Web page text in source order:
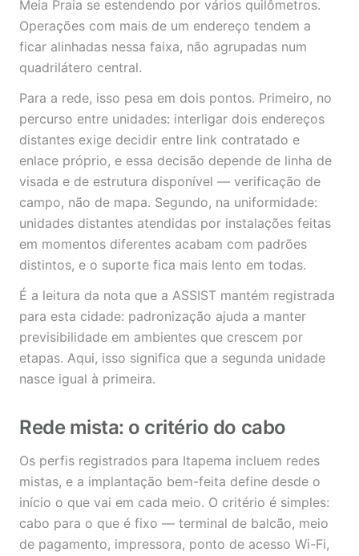
Meia Praia se estendendo por vários quilômetros.
Operações com mais de um endereço tendem a
ficar alinhadas nessa faixa, não agrupadas num
quadrilátero central.
Para a rede, isso pesa em dois pontos. Primeiro, no
percurso entre unidades: interligar dois endereços
distantes exige decidir entre link contratado e
enlace próprio, e essa decisão depende de linha de
visada e de estrutura disponível — verificação de
campo, não de mapa. Segundo, na uniformidade:
unidades distantes atendidas por instalações feitas
em momentos diferentes acabam com padrões
distintos, e o suporte fica mais lento em todas.
É a leitura da nota que a ASSIST mantém registrada
para esta cidade: padronização ajuda a manter
previsibilidade em ambientes que crescem por
etapas. Aqui, isso significa que a segunda unidade
nasce igual à primeira.
Rede mista: o critério do cabo
Os perfis registrados para Itapema incluem redes
mistas, e a implantação bem-feita define desde o
início o que vai em cada meio. O critério é simples:
cabo para o que é fixo — terminal de balcão, meio
de pagamento, impressora, ponto de acesso Wi-Fi,